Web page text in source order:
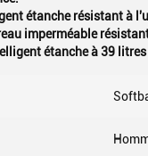
étanche résistant à
imperméable
étanche à 39 litres